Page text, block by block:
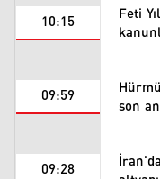
10:15 Feti
09:59 son
09:28